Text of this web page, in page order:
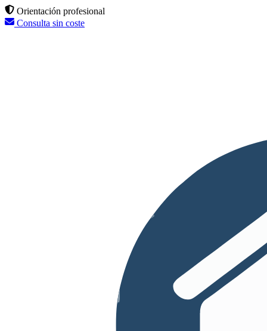
Orientación profesional
Consulta sin coste